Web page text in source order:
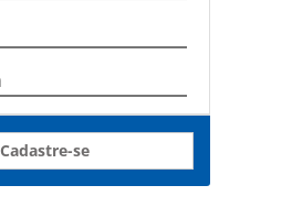
Cadastre-se